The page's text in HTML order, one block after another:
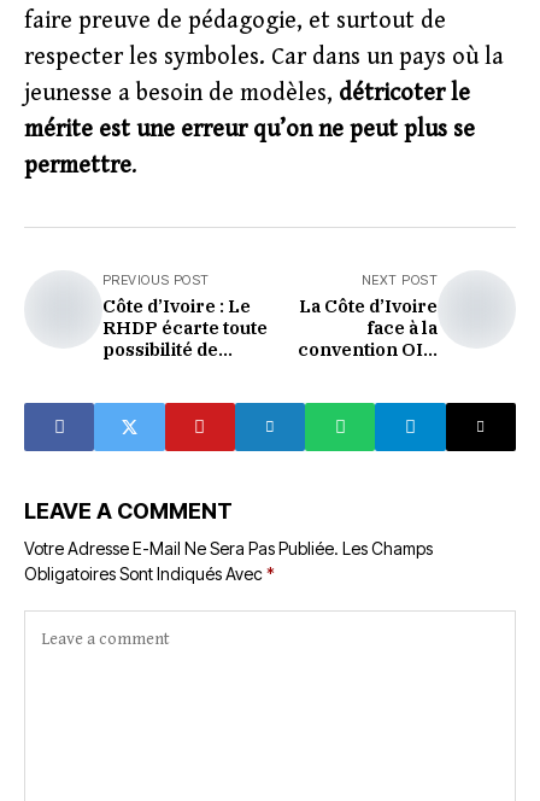
faire preuve de pédagogie, et surtout de
respecter les symboles. Car dans un pays où la
jeunesse a besoin de modèles, détricoter le
mérite est une erreur qu’on ne peut plus se
permettre.
PREVIOUS POST
Côte d’Ivoire : Le
RHDP écarte toute
possibilité de
2025
NEXT POST
La Côte d’Ivoire
face à la
convention OIT
syndicats pour
une ratification
rapide
LEAVE A COMMENT
Votre Adresse E-Mail Ne Sera Pas Publiée. Les Champs
Obligatoires Sont Indiqués Avec*